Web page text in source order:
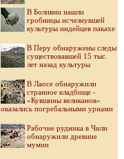
В Боливии нашли
гробницы исчезнувшей
культуры индейцев пакахе
В Перу обнаружены следы
существовавшей 15 тыс.
лет назад культуры
В Лаосе обнаружили
странное кладбище -
«Кувшины великанов»
оказались погребальными урнами
Рабочие рудника в Чили
обнаружили древние
мумии